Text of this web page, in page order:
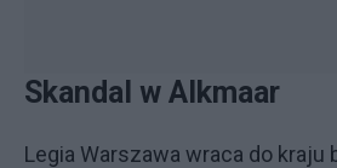
Skandal w Alkmaar
Legia Warszawa wraca do